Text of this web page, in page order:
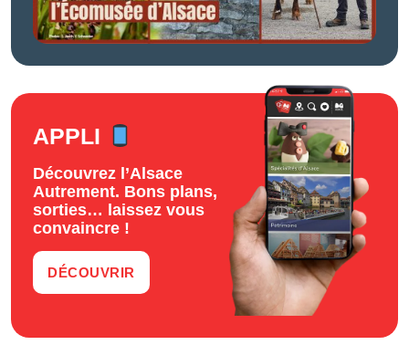
APPLI
Découvrez l’Alsace
Autrement. Bons plans,
sorties… laissez vous
convaincre !
DÉCOUVRIR